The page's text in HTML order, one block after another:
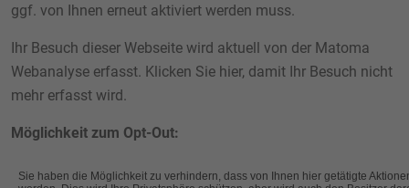
ggf. von Ihnen erneut aktiviert werden muss.
Ihr Besuch dieser Webseite wird aktuell von der Matoma
Webanalyse erfasst. Klicken Sie hier, damit Ihr Besuch nicht
mehr erfasst wird.
Möglichkeit zum Opt-Out: